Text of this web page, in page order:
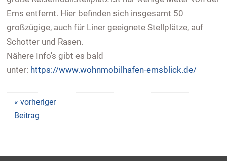
Ems entfernt. Hier befinden sich insgesamt 50
großzügige, auch für Liner geeignete Stellplätze, auf
Schotter und Rasen.
Nähere Info's gibt es bald
unter: https://www.wohnmobilhafen-emsblick.de/
« vorheriger
Beitrag